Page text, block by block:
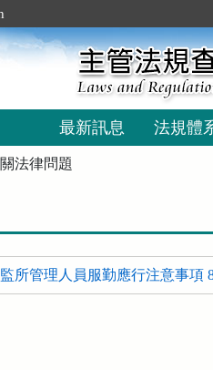
最新訊息 法規體
法律問題
監所管理人員服勤應行注意事項